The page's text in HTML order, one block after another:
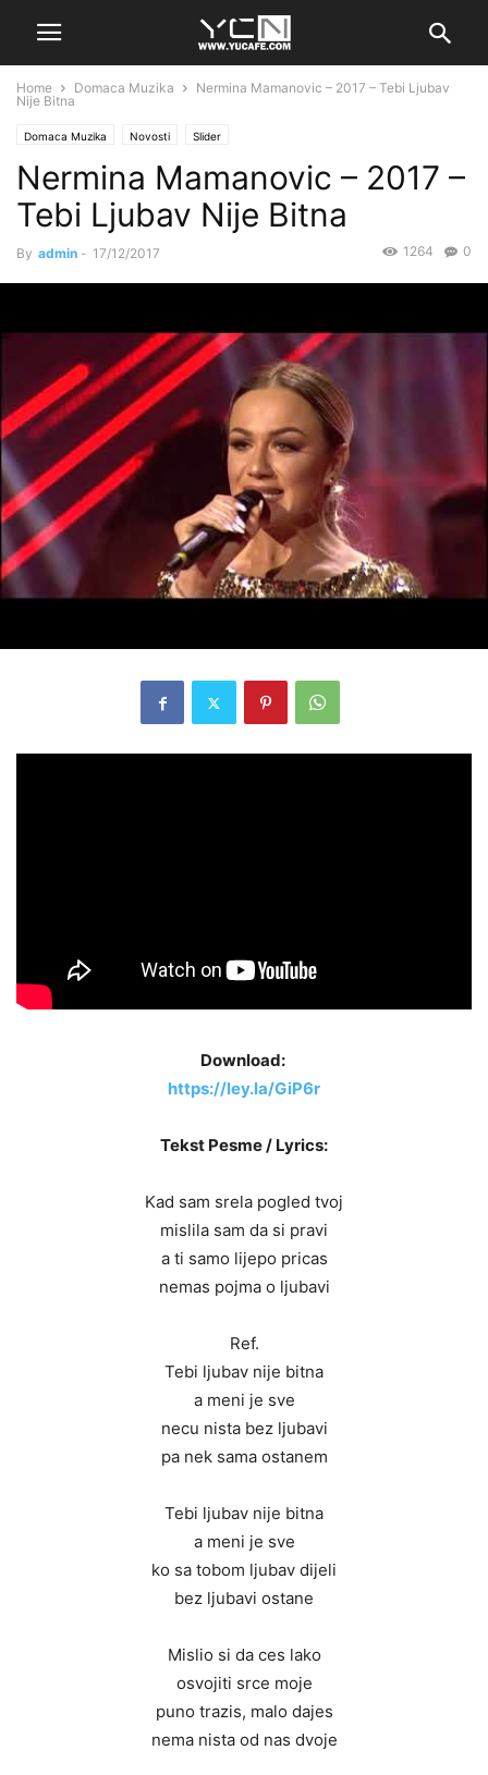
Home Domaca Muzika
Nermina Mamanovic – 2017 – Tebi Ljubav
Nije Bitna
Domaca Muzika Novosti Slider
Nermina Mamanovic – 2017 –
Tebi Ljubav Nije Bitna
By admin - 17/12/2017 0
1264
Download:
https://ley.la/GiP6r
Tekst Pesme / Lyrics:
Kad sam srela pogled tvoj
mislila sam da si pravi
a ti samo lijepo pricas
nemas pojma o ljubavi
Ref.
Tebi ljubav nije bitna
a meni je sve
necu nista bez ljubavi
pa nek sama ostanem
Tebi ljubav nije bitna
a meni je sve
ko sa tobom ljubav dijeli
bez ljubavi ostane
Mislio si da ces lako
osvojiti srce moje
puno trazis, malo dajes
nema nista od nas dvoje